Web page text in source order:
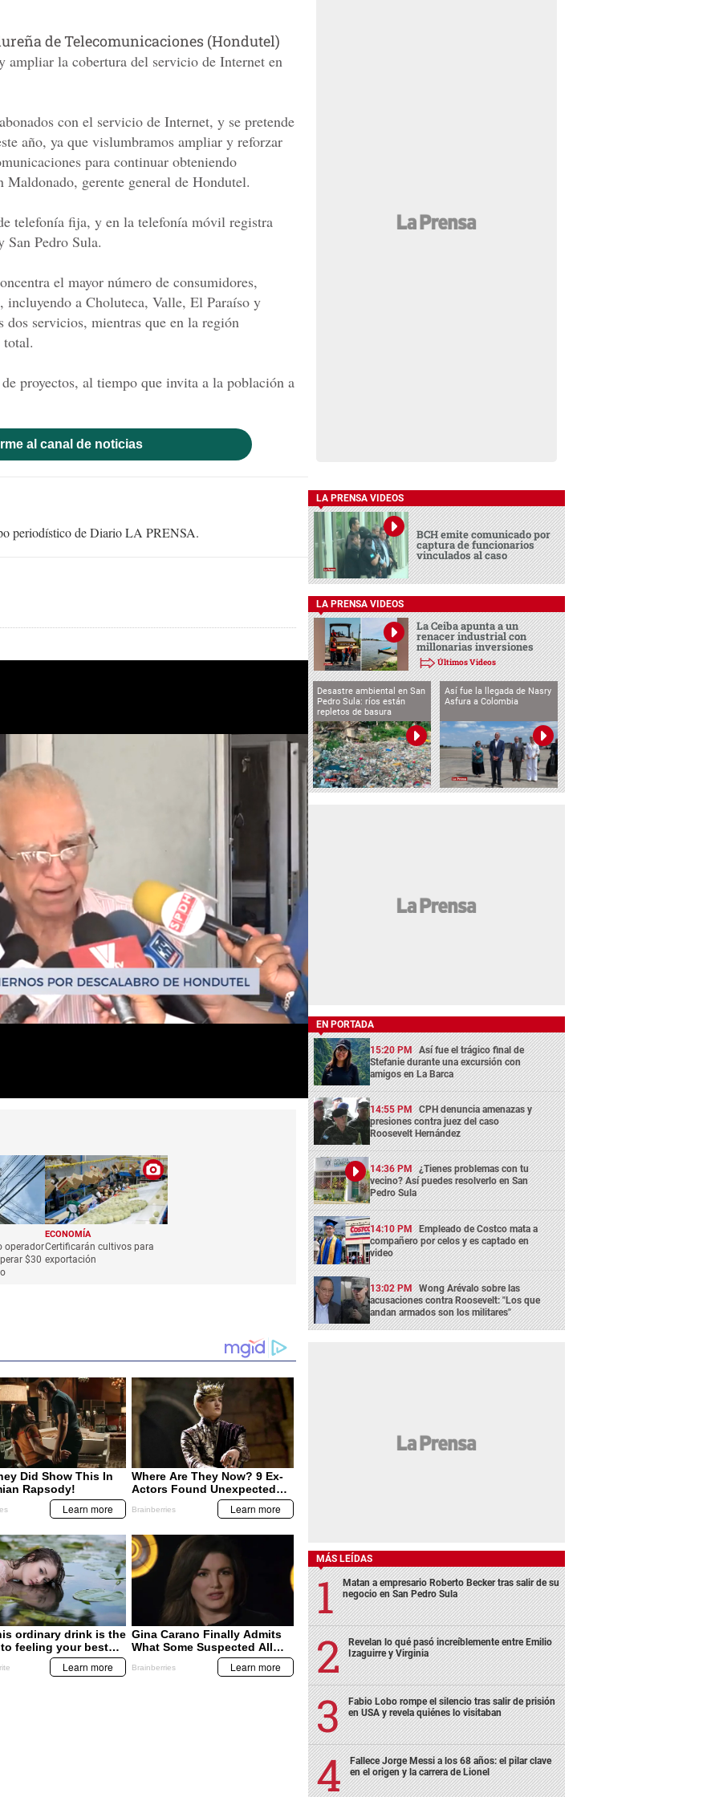
de Telecomunicaciones (Hondutel)
la cobertura del servicio de Internet en
con el servicio de Internet, y se pretende
año, ya que vislumbramos ampliar y reforzar
para continuar obteniendo
gerente general de Hondutel.
telefonía fija, y en la telefonía móvil registra
San Pedro Sula.
el mayor número de consumidores,
incluyendo a Choluteca, Valle, El Paraíso y
servicios, mientras que en la región
proyectos, al tiempo que invita a la población a
al canal de noticias
periodístico de Diario LA PRENSA.
operador
$30
ECONOMÍA
Certificarán cultivos para
exportación
LA PRENSA VIDEOS
BCH emite comunicado por
captura de funcionarios
vinculados al caso
LA PRENSA VIDEOS
La Ceiba apunta a un
renacer industrial con
millonarias inversiones
Últimos Videos
Desastre ambiental en San
Pedro Sula: ríos están
repletos de basura
Así fue la llegada de Nasry
Asfura a Colombia
EN PORTADA
15:20 PM Así fue el trágico final de
Stefanie durante una excursión con
amigos en La Barca
14:55 PM CPH denuncia amenazas y
presiones contra juez del caso
Roosevelt Hernández
14:36 PM ¿Tienes problemas con tu
vecino? Así puedes resolverlo en San
Pedro Sula
14:10 PM Empleado de Costco mata a
compañero por celos y es captado en
video
13:02 PM Wong Arévalo sobre las
acusaciones contra Roosevelt: "Los que
andan armados son los militares"
MÁS LEÍDAS
Matan a empresario Roberto Becker tras salir de su
negocio en San Pedro Sula
Revelan lo qué pasó increíblemente entre Emilio
Izaguirre y Virginia
Fabio Lobo rompe el silencio tras salir de prisión
en USA y revela quiénes lo visitaban
Fallece Jorge Messi a los 68 años: el pilar clave
en el origen y la carrera de Lionel